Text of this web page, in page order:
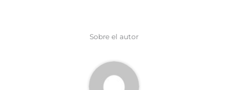
k
Sobre el autor